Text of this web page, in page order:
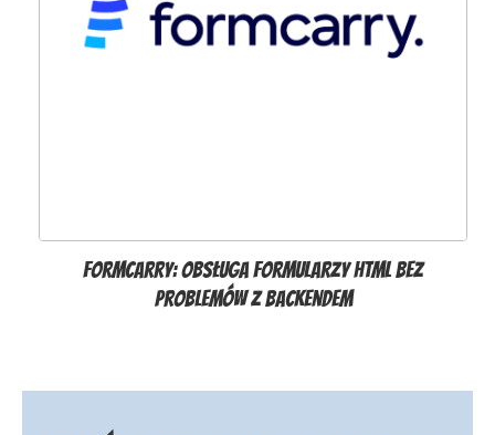
Formcarry: obsługa formularzy HTML bez
problemów z backendem